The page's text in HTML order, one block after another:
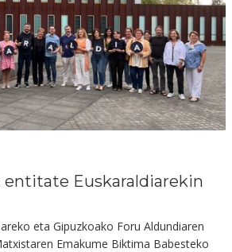
entitate Euskaraldiarekin
eta Gipuzkoako Foru Aldundiaren
Emakume Biktima Babesteko